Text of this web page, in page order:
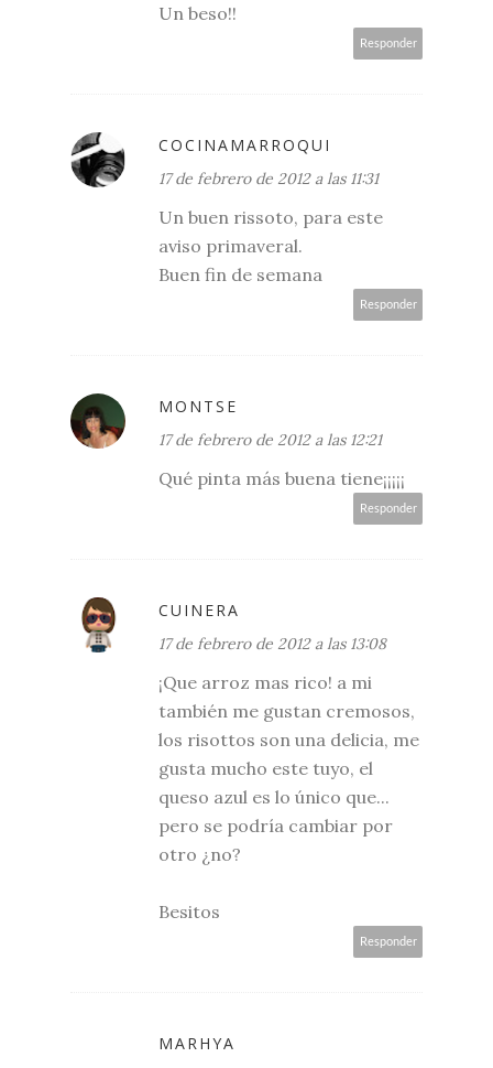
Un beso!!
Responder
COCINAMARROQUI
17 de febrero de 2012 a las 11:31
Un buen rissoto, para este
aviso primaveral.
Buen fin de semana
Responder
MONTSE
17 de febrero de 2012 a las 12:21
Qué pinta más buena tiene¡¡¡¡¡
Responder
CUINERA
17 de febrero de 2012 a las 13:08
¡Que arroz mas rico! a mi
también me gustan cremosos,
los risottos son una delicia, me
gusta mucho este tuyo, el
queso azul es lo único que...
pero se podría cambiar por
otro ¿no?
Besitos
Responder
MARHYA